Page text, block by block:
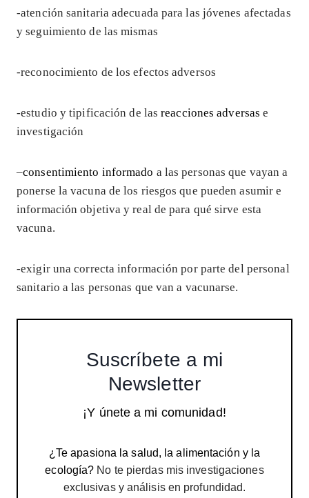
-atención sanitaria adecuada para las jóvenes afectadas
y seguimiento de las mismas
-reconocimiento de los efectos adversos
-estudio y tipificación de lasreacciones adversas e
investigación
–consentimiento informado a las personas que vayan a
ponerse la vacuna de los riesgos que pueden asumir e
información objetiva y real de para qué sirve esta
vacuna.
-exigir una correcta información por parte del personal
sanitario a las personas que van a vacunarse.
Suscríbete a mi
Newsletter
¡Y únete a mi comunidad!
¿Te apasiona la salud, la alimentación y la
ecología? No te pierdas mis investigaciones
exclusivas y análisis en profundidad.